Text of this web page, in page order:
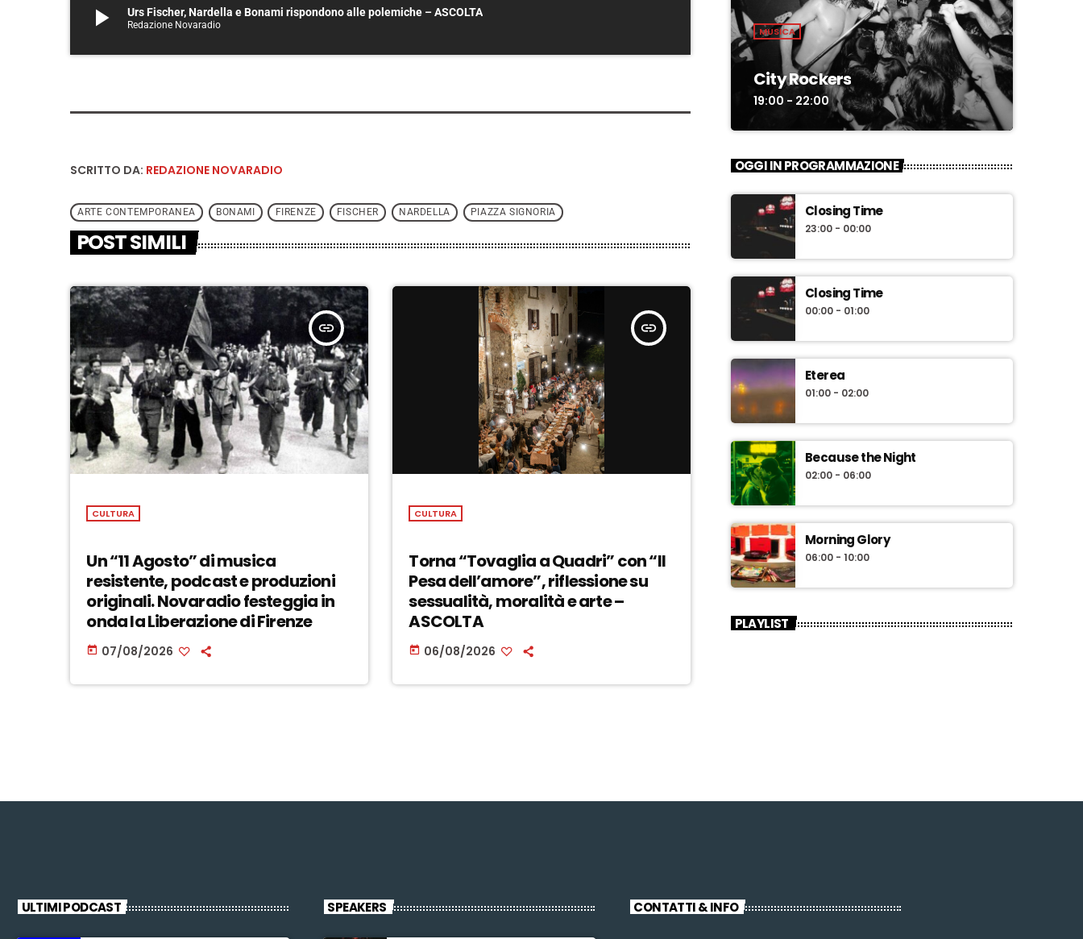
play_arrow Urs Fischer, Nardella e Bonami rispondono alle polemiche – ASCOLTA
Redazione Novaradio
SCRITTO DA: REDAZIONE NOVARADIO
ARTE CONTEMPORANEA BONAMI FIRENZE FISCHER NARDELLA PIAZZA SIGNORIA
POST SIMILI
insert_link
CULTURA
Un “11 Agosto” di musica
resistente, podcast e produzioni
originali. Novaradio festeggia in
onda la Liberazione di Firenze
today 07/08/2026
insert_link
CULTURA
Torna “Tovaglia a Quadri” con “Il
Pesa dell’amore”, riflessione su
sessualità, moralità e arte –
ASCOLTA
today 06/08/2026
MUSICA
City Rockers
19:00 - 22:00
OGGI IN PROGRAMMAZIONE
Closing Time
23:00 - 00:00
Closing Time
00:00 - 01:00
Eterea
01:00 - 02:00
Because the Night
02:00 - 06:00
Morning Glory
06:00 - 10:00
PLAYLIST
ULTIMI PODCAST SPEAKERS CONTATTI & INFO